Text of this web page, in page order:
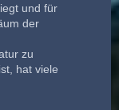
und für
der
zu
hat viele